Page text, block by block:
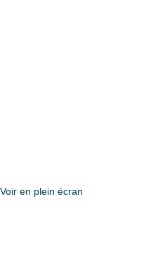
Voir en plein écran